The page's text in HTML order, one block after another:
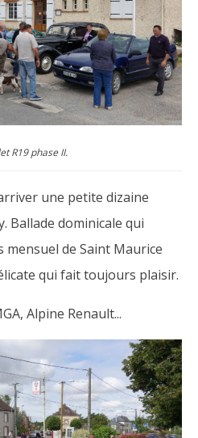
R19 phase II.
une petite dizaine
Ballade dominicale qui
mensuel de Saint Maurice
qui fait toujours plaisir.
Alpine Renault...